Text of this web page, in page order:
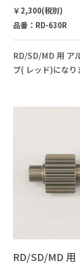
￥2,300(税別)
品番：RD-630R
RD/SD/MD 用 ア
ブ( レッド)になり
RD/SD/MD 用